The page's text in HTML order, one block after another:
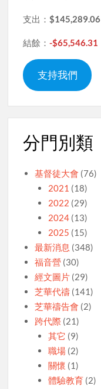
支出：$145,289.06
結餘：-$65,546.31
支持我們
分門別類
基督徒大會 (76)
2021 (18)
2022 (29)
2024(13)
2025 (15)
最新消息 (348)
福音營 (30)
經文圖片 (29)
芝華代禱 (141)
芝華禱告會 (2)
跨代際 (21)
其它 (9)
職場(2)
關懷 (1)
體驗教育(2)